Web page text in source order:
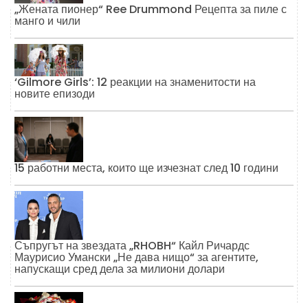
„Жената пионер“ Ree Drummond Рецепта за пиле с
манго и чили
‘Gilmore Girls’: 12 реакции на знаменитости на
новите епизоди
15 работни места, които ще изчезнат след 10 години
Съпругът на звездата „RHOBH“ Кайл Ричардс
Маурисио Умански „Не дава нищо“ за агентите,
напускащи сред дела за милиони долари